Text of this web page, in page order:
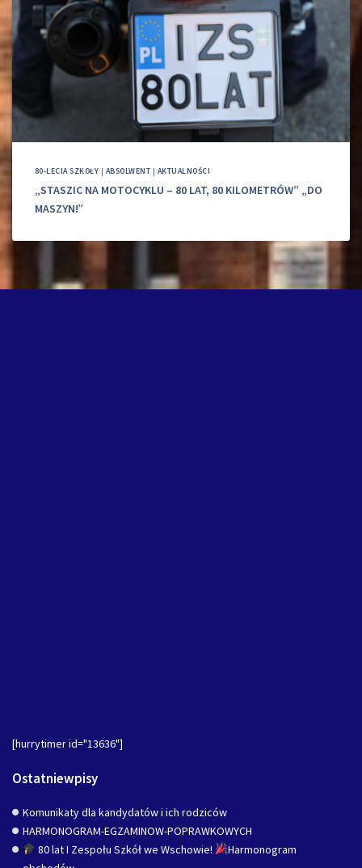
80-LECIA SZKOŁY | ABSOLWENT | AKTUALNOŚCI
„STASZIC NA MOTOCYKLU – 80 LAT, 80 KILOMETRÓW” „DO
MASZYN!”
[hurrytimer id="13636"]
Ostatniewpisy
Komunikaty dla kandydatów i ich rodziców
HARMONOGRAM-EGZAMINOW-POPRAWKOWYCH
80 lat I Zespołu Szkół we Wschowie!
Harmonogram